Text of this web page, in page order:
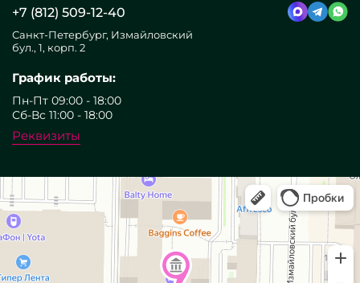
+7 (812) 509-12-40
Санкт-Петербург, Измайловский
бул., 1, корп. 2
График работы:
Пн-Пт 09:00 - 18:00
Сб-Вс 11:00 - 18:00
Реквизиты